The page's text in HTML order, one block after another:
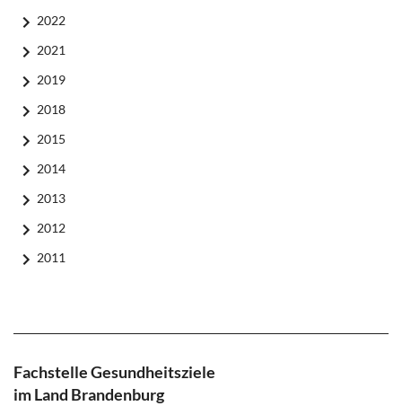
2022
2021
2019
2018
2015
2014
2013
2012
2011
Fachstelle Gesundheitsziele
im Land Brandenburg